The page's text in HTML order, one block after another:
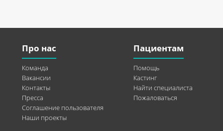
Про нас
Команда
Вакансии
Контакты
Пресса
Соглашение пользователя
Наши проекты
Пациентам
Помощь
Кастинг
Найти специалиста
Пожаловаться